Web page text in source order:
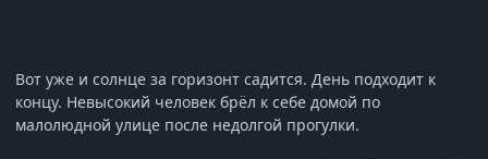
Вот уже и солнце за горизонт садится. День подходит к
концу. Невысокий человек брёл к себе домой по
малолюдной улице после недолгой прогулки.